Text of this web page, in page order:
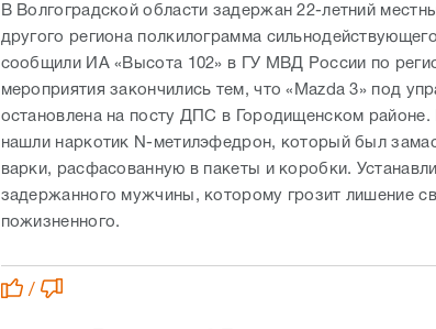
В Волгоградской области задержан 22-летний
другого региона полкилограмма
сообщили ИА «Высота 102» в ГУ МВД России по
мероприятия закончились тем, что «Mazda 3» под
остановлена на посту ДПС в Городищенском
нашли наркотик N-метилэфедрон, который был
варки, расфасованную в пакеты и коробки.
задержанного мужчины, которому грозит лишение
пожизненного.
/